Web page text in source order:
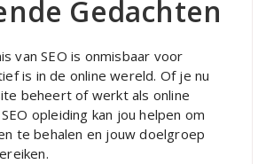
Gedachten
van SEO is onmisbaar voor
is in de online wereld. Of je nu
beheert of werkt als online
opleiding kan jou helpen om
te behalen en jouw doelgroep